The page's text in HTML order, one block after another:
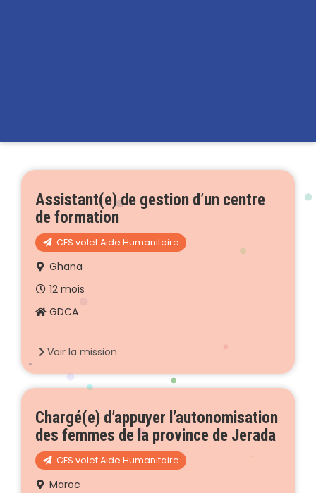
Assistant(e) de gestion d’un centre
de formation
CES volet Aide Humanitaire
Ghana
12 mois
GDCA
Voir la mission
Chargé(e) d’appuyer l’autonomisation
des femmes de la province de Jerada
CES volet Aide Humanitaire
Maroc